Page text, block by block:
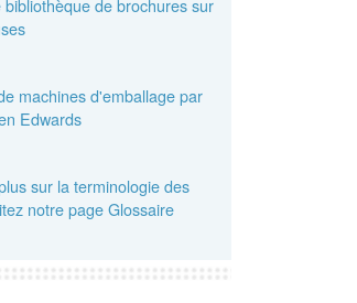
de brochures sur
machines d'emballage par
Edwards
sur la terminologie des
notre page Glossaire